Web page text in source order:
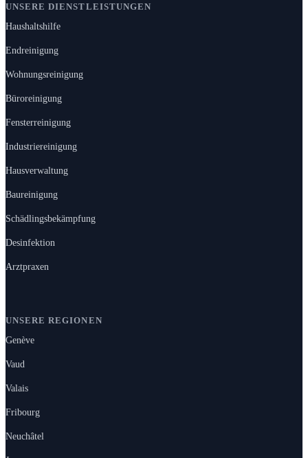
UNSERE DIENSTLEISTUNGEN
Haushaltshilfe
Endreinigung
Wohnungsreinigung
Büroreinigung
Fensterreinigung
Industriereinigung
Hausverwaltung
Baureinigung
Schädlingsbekämpfung
Desinfektion
Arztpraxen
UNSERE REGIONEN
Genève
Vaud
Valais
Fribourg
Neuchâtel